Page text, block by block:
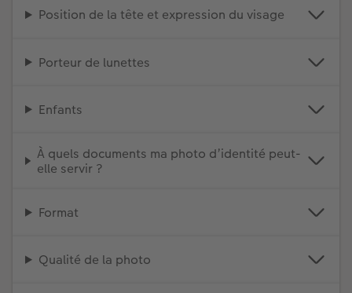
Position de la tête et expression du visage
Porteur de lunettes
Enfants
À quels documents ma photo d’identité peut-
elle servir ?
Format
Qualité de la photo